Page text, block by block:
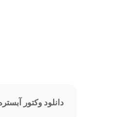
دانلود وکتور